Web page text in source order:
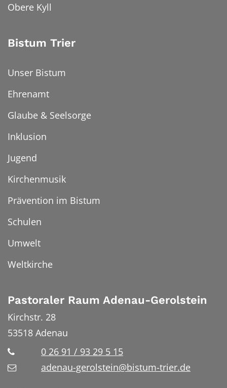
Obere Kyll
Bistum Trier
Unser Bistum
Ehrenamt
Glaube & Seelsorge
Inklusion
Jugend
Kirchenmusik
Prävention im Bistum
Schulen
Umwelt
Weltkirche
Pastoraler Raum Adenau-Gerolstein
Kirchstr. 28
53518 Adenau
0 26 91 / 93 29 5 15
adenau-gerolstein@bistum-trier.de